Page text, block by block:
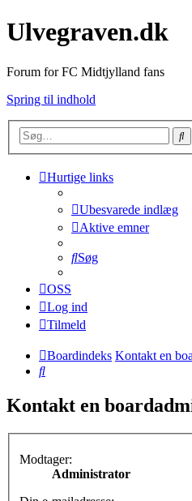
Ulvegraven.dk
Forum for FC Midtjylland fans
Spring til indhold
Hurtige links
Ubesvarede indlæg
Aktive emner
Søg
OSS
Log ind
Tilmeld
Boardindeks Kontakt en
Søg
Kontakt en
Modtager:
Administrator